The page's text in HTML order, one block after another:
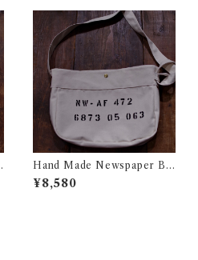
Hand Made Newspaper Ba
g #2 / ハンド メイド ニュース
ペーパー バック
¥8,580